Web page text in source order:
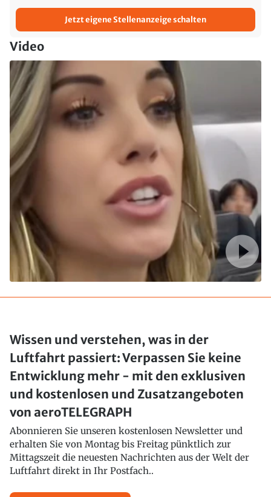
Jetzt eigene Stellenanzeige schalten
Video
Wissen und verstehen, was in der
Luftfahrt passiert: Verpassen Sie keine
Entwicklung mehr - mit den exklusiven
und kostenlosen und Zusatzangeboten
von aeroTELEGRAPH
Abonnieren Sie unseren kostenlosen Newsletter und
erhalten Sie von Montag bis Freitag pünktlich zur
Mittagszeit die neuesten Nachrichten aus der Welt der
Luftfahrt direkt in Ihr Postfach..